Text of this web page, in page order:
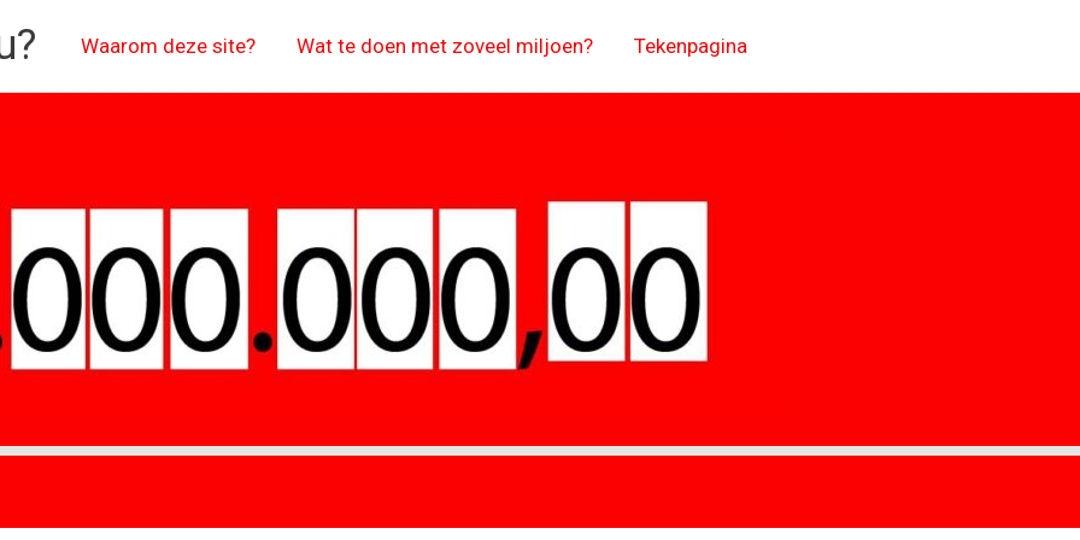
Waarom deze site? Wat te doen met zoveel miljoen? Tekenpagina